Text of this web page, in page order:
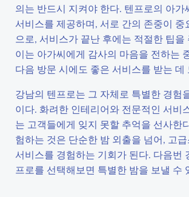
의는 반드시 지켜야 한다. 텐프로의 아가
서비스를 제공하며, 서로 간의 존중이 중
으로, 서비스가 끝난 후에는 적절한 팁을
이는 아가씨에게 감사의 마음을 전하는
다음 방문 시에도 좋은 서비스를 받는 데
강남의 텐프로는 그 자체로 특별한 경험
이다. 화려한 인테리어와 전문적인 서비
는 고객들에게 잊지 못할 추억을 선사한
험하는 것은 단순한 밤 외출을 넘어, 고
서비스를 경험하는 기회가 된다. 다음번
프로를 선택해보면 특별한 밤을 보낼 수